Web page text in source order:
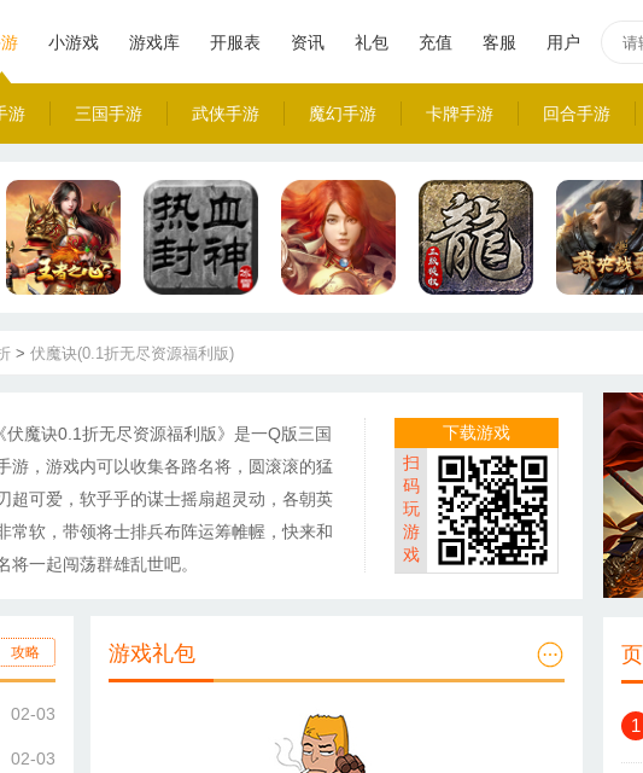
游 三国手游 武侠手游 魔幻手游 卡牌手游 回合手游
小游戏 游戏库 开服表 资讯 礼包 充值 客服 用户
> 伏魔诀(0.1折无尽资源福利版)
伏魔诀0.1折无尽资源福利版》是一Q版三国
游，游戏内可以收集各路名将，圆滚滚的猛
超可爱，软乎乎的谋士摇扇超灵动，各朝英
常软，带领将士排兵布阵运筹帷幄，快来和
将一起闯荡群雄乱世吧。
下载游戏
扫
码
玩
游
戏
攻略
02-03
02-03
游戏礼包
1